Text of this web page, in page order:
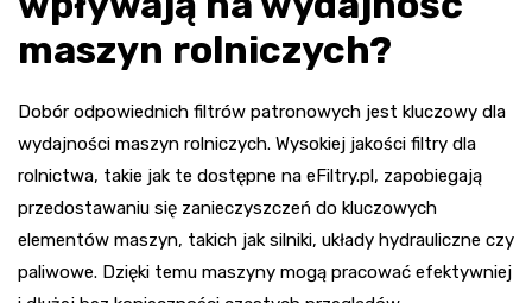
maszyn rolniczych?
Dobór odpowiednich filtrów patronowych jest kluczowy dla
wydajności maszyn rolniczych. Wysokiej jakości filtry dla
rolnictwa, takie jak te dostępne na eFiltry.pl, zapobiegają
przedostawaniu się zanieczyszczeń do kluczowych
elementów maszyn, takich jak silniki, układy hydrauliczne czy
paliwowe. Dzięki temu maszyny mogą pracować efektywniej